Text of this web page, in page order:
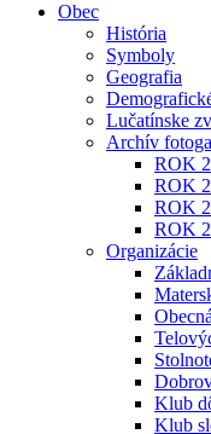
Obec
História
Symboly
Geografia
Lučatínske
Archív
ROK
ROK
ROK
ROK
Organizácie
Klub
Klub